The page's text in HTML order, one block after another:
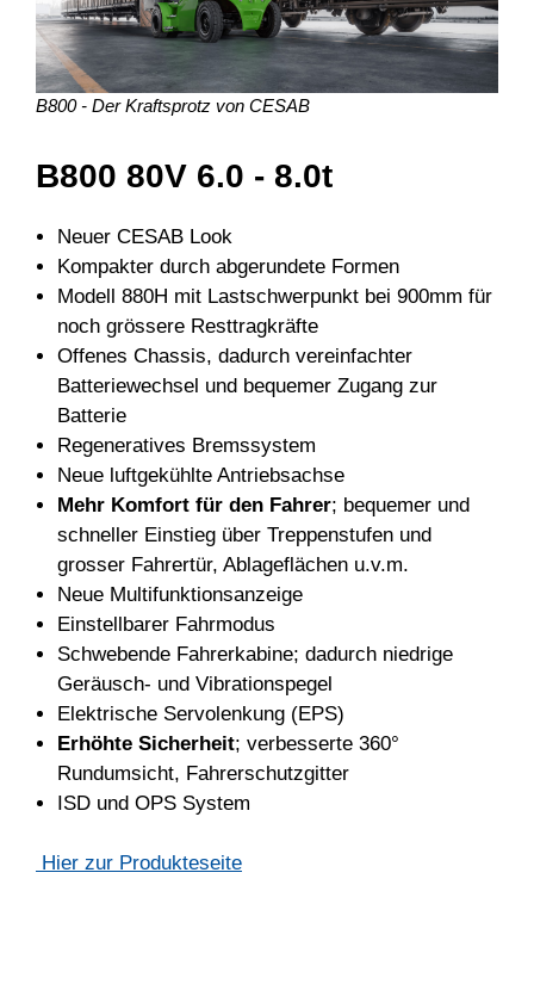
B800 - Der Kraftsprotz von CESAB
B800 80V 6.0 - 8.0t
Neuer CESAB Look
Kompakter durch abgerundete Formen
Modell 880H mit Lastschwerpunkt bei 900mm für
noch grössere Resttragkräfte
Offenes Chassis, dadurch vereinfachter
Batteriewechsel und bequemer Zugang zur
Batterie
Regeneratives Bremssystem
Neue luftgekühlte Antriebsachse
Mehr Komfort für den Fahrer; bequemer und
schneller Einstieg über Treppenstufen und
grosser Fahrertür, Ablageflächen u.v.m.
Neue Multifunktionsanzeige
Einstellbarer Fahrmodus
Schwebende Fahrerkabine; dadurch niedrige
Geräusch- und Vibrationspegel
Elektrische Servolenkung (EPS)
Erhöhte Sicherheit; verbesserte 360°
Rundumsicht, Fahrerschutzgitter
ISD und OPS System
Hier zur Produkteseite